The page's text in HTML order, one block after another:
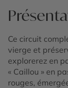
Ce circuit
vierge et
explorerez en
« Caillou » en
rouges,